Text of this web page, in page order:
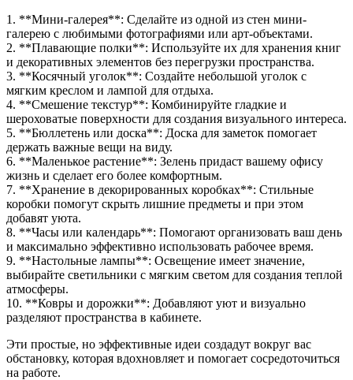
1. **Мини-галерея**: Сделайте из одной из стен мини-
галерею с любимыми фотографиями или арт-объектами.
2. **Плавающие полки**: Используйте их для хранения книг
и декоративных элементов без перегрузки пространства.
3. **Косячный уголок**: Создайте небольшой уголок с
мягким креслом и лампой для отдыха.
4. **Смешение текстур**: Комбинируйте гладкие и
шероховатые поверхности для создания визуального интереса.
5. **Бюллетень или доска**: Доска для заметок помогает
держать важные вещи на виду.
6. **Маленькое растение**: Зелень придаст вашему офису
жизнь и сделает его более комфортным.
7. **Хранение в декорированных коробках**: Стильные
коробки помогут скрыть лишние предметы и при этом
добавят уюта.
8. **Часы или календарь**: Помогают организовать ваш день
и максимально эффективно использовать рабочее время.
9. **Настольные лампы**: Освещение имеет значение,
выбирайте светильники с мягким светом для создания теплой
атмосферы.
10. **Ковры и дорожки**: Добавляют уют и визуально
разделяют пространства в кабинете.
Эти простые, но эффективные идеи создадут вокруг вас
обстановку, которая вдохновляет и помогает сосредоточиться
на работе.